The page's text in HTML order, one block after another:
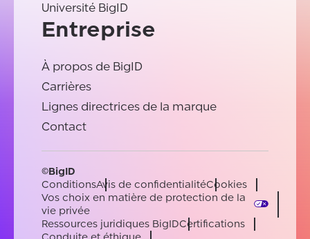
Université BigID
Entreprise
À propos de BigID
Carrières
Lignes directrices de la marque
Contact
©BigID
ConditionsAvis de confidentialitéCookies
Vos choix en matière de protection de la
vie privée
Ressources juridiques BigIDCertifications